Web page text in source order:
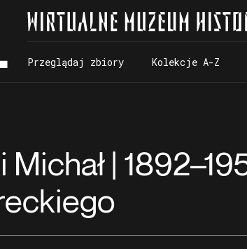
Przeglądaj zbiory
Kolekcje A-Z
|